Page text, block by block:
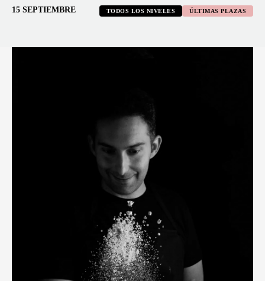
15 SEPTIEMBRE TODOS LOS NIVELES ÚLTIMAS PLAZAS